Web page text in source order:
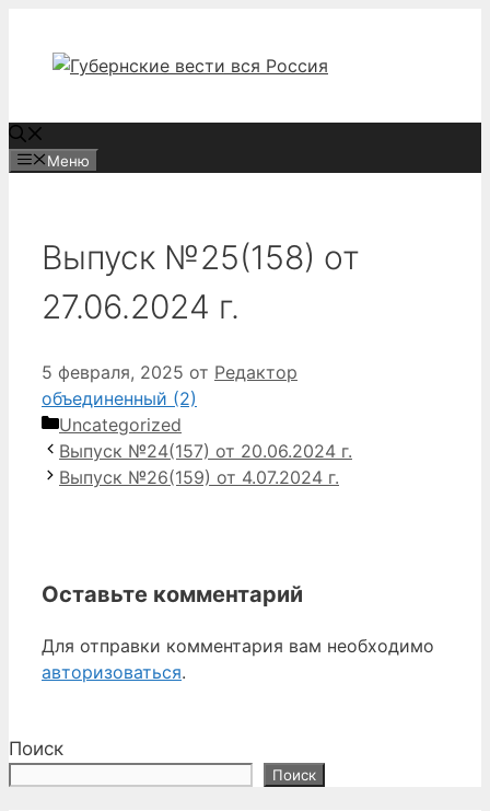
содержимому
Меню
Выпуск №25(158) от
27.06.2024 г.
5 февраля, 2025 от Редактор
объединенный (2)
Рубрики
Uncategorized
Выпуск №24(157) от 20.06.2024 г.
Выпуск №26(159) от 4.07.2024 г.
Оставьте комментарий
Для отправки комментария вам необходимо
авторизоваться.
Поиск
Поиск